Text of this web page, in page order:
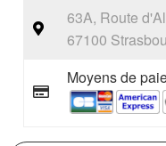
63A, Route
67100
Moyens de